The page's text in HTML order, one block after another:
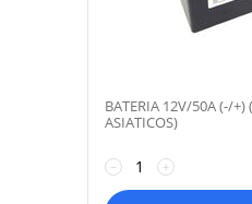
BATERIA 12V/50A (-/+) (VEHICULOS
ASIATICOS)
+
−